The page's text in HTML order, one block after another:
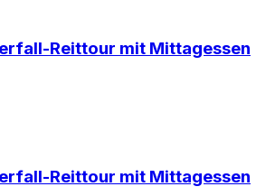
Reittour mit Mittagessen
Reittour mit Mittagessen